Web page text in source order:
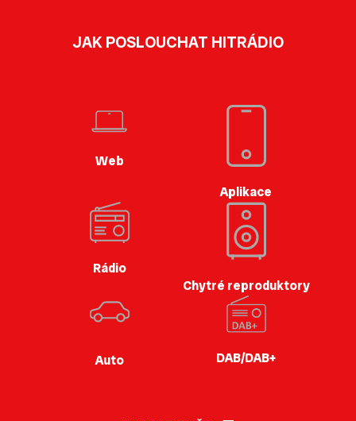
JAK POSLOUCHAT HITRÁDIO
Web
Aplikace
Rádio
Chytré reproduktory
Auto DAB/DAB+